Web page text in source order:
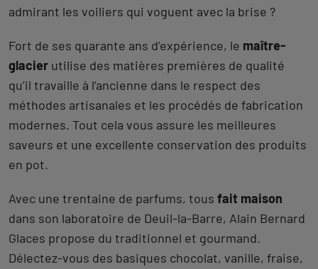
admirant les voiliers qui voguent avec la brise ?
Fort de ses quarante ans d’expérience, le maître-
glacier utilise des matières premières de qualité
qu’il travaille à l’ancienne dans le respect des
méthodes artisanales et les procédés de fabrication
modernes. Tout cela vous assure les meilleures
saveurs et une excellente conservation des produits
en pot.
Avec une trentaine de parfums, tous fait maison
dans son laboratoire de Deuil-la-Barre, Alain Bernard
Glaces propose du traditionnel et gourmand.
Délectez-vous des basiques chocolat, vanille, fraise,